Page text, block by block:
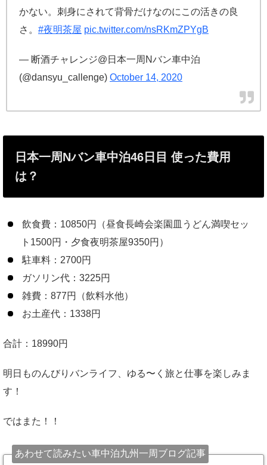
かない。刺身にされて背骨だけなのにこの活きの良
さ。 #夜明茶屋 pic.twitter.com/nsRKmZPYgB
— 断酒チャレンジ@日本一周Nバン車中泊
(@dansyu_callenge) October 14, 2020
日本一周Nバン車中泊46日目 使った費用
は？
飲食費：10850円（昼食長崎会楽園皿うどん満喫セッ
ト1500円・夕食夜明茶屋9350円）
駐車料：2700円
ガソリン代：3225円
雑費：877円（飲料水他）
お土産代：1338円
合計：18990円
明日ものんびりバンライフ、ゆる〜く旅と仕事を楽しみま
す！
ではまた！！
あわせて読みたい車中泊九州一周ブログ記事